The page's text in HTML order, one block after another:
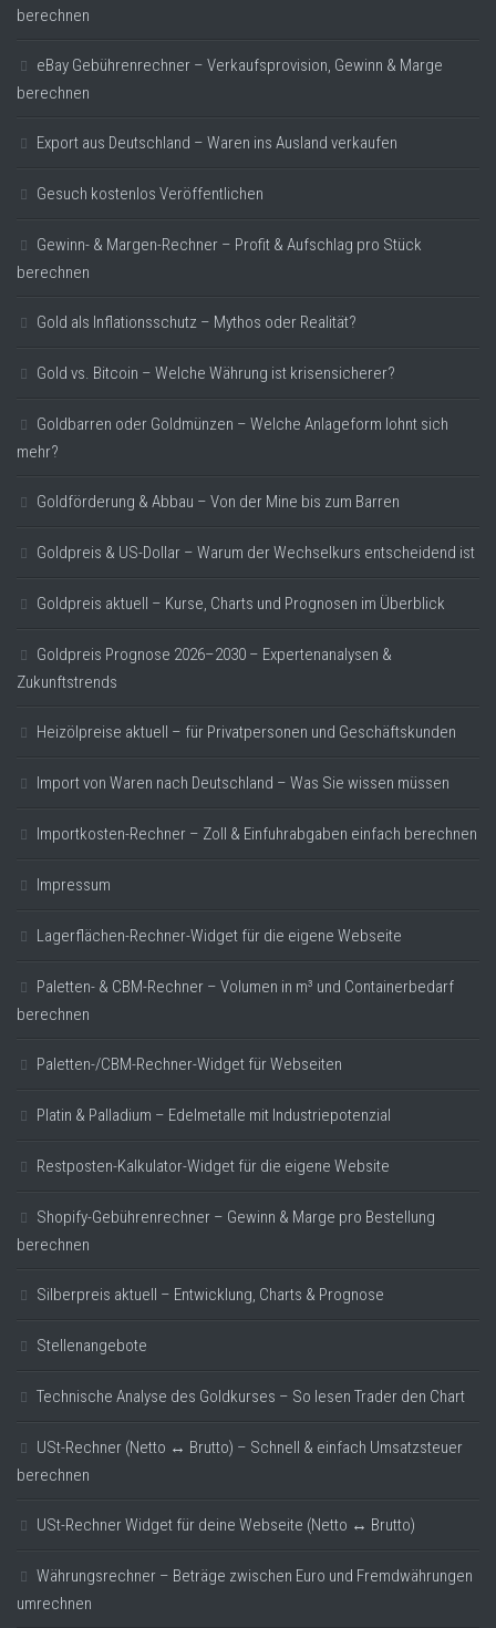
berechnen
eBay Gebührenrechner – Verkaufsprovision, Gewinn & Marge
berechnen
Export aus Deutschland – Waren ins Ausland verkaufen
Gesuch kostenlos Veröffentlichen
Gewinn- & Margen-Rechner – Profit & Aufschlag pro Stück
berechnen
Gold als Inflationsschutz – Mythos oder Realität?
Gold vs. Bitcoin – Welche Währung ist krisensicherer?
Goldbarren oder Goldmünzen – Welche Anlageform lohnt sich
mehr?
Goldförderung & Abbau – Von der Mine bis zum Barren
Goldpreis & US-Dollar – Warum der Wechselkurs entscheidend ist
Goldpreis aktuell – Kurse, Charts und Prognosen im Überblick
Goldpreis Prognose 2026–2030 – Expertenanalysen &
Zukunftstrends
Heizölpreise aktuell – für Privatpersonen und Geschäftskunden
Import von Waren nach Deutschland – Was Sie wissen müssen
Importkosten-Rechner – Zoll & Einfuhrabgaben einfach berechnen
Impressum
Lagerflächen-Rechner-Widget für die eigene Webseite
Paletten- & CBM-Rechner – Volumen in m³ und Containerbedarf
berechnen
Paletten-/CBM-Rechner-Widget für Webseiten
Platin & Palladium – Edelmetalle mit Industriepotenzial
Restposten-Kalkulator-Widget für die eigene Website
Shopify-Gebührenrechner – Gewinn & Marge pro Bestellung
berechnen
Silberpreis aktuell – Entwicklung, Charts & Prognose
Stellenangebote
Technische Analyse des Goldkurses – So lesen Trader den Chart
USt-Rechner (Netto ↔ Brutto) – Schnell & einfach Umsatzsteuer
berechnen
USt-Rechner Widget für deine Webseite (Netto ↔ Brutto)
Währungsrechner – Beträge zwischen Euro und Fremdwährungen
umrechnen